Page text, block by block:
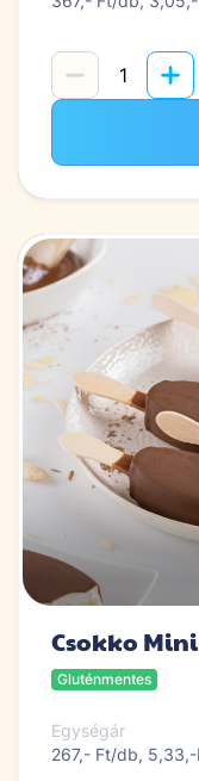
Csokko
Gluténmentes
Egységár
267,- Ft/db,